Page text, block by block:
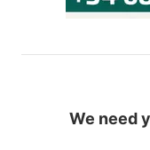
We need